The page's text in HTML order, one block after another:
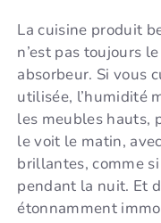
La cuisine produit
n’est pas toujours
absorbeur. Si vous
utilisée, l’humidité
les meubles hauts,
le voit le matin,
brillantes, comme
pendant la nuit. Et
étonnamment